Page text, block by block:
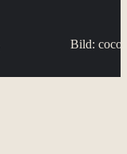
Bild: